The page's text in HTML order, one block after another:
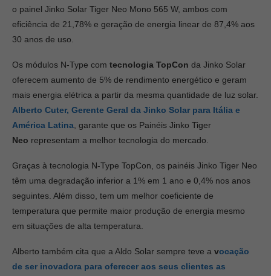
o painel Jinko Solar Tiger Neo Mono 565 W, ambos com
eficiência de 21,78% e geração de energia linear de 87,4% aos
30 anos de uso.
Os módulos N-Type com tecnologia TopCon da Jinko Solar
oferecem aumento de 5% de rendimento energético e geram
mais energia elétrica a partir da mesma quantidade de luz solar.
Alberto Cuter, Gerente Geral da Jinko Solar para Itália e
América Latina, garante que os Painéis Jinko Tiger
Neo representam a melhor tecnologia do mercado.
Graças à tecnologia N-Type TopCon, os painéis Jinko Tiger Neo
têm uma degradação inferior a 1% em 1 ano e 0,4% nos anos
seguintes. Além disso, tem um melhor coeficiente de
temperatura que permite maior produção de energia mesmo
em situações de alta temperatura.
Alberto também cita que a Aldo Solar sempre teve a vocação
de ser inovadora para oferecer aos seus clientes as